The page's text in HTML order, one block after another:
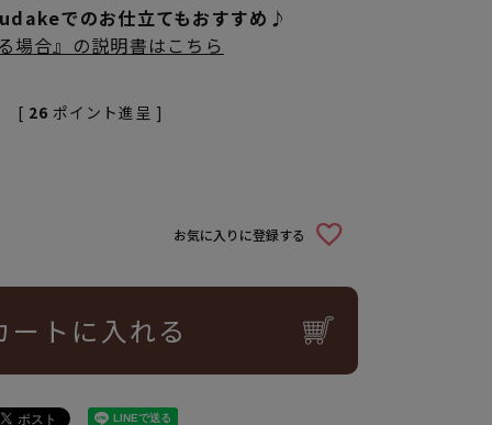
でのお仕立てもおすすめ♪
場合』の説明書はこちら
[ 26 ポイント進呈 ]
お気に入りに登録する
ートに入れる